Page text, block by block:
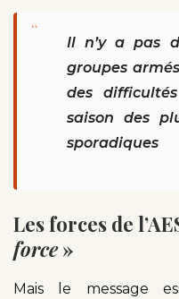
“
Il n’y a pas
groupes
des
saison des
sporadiques
Les forces de
force»
Mais le message